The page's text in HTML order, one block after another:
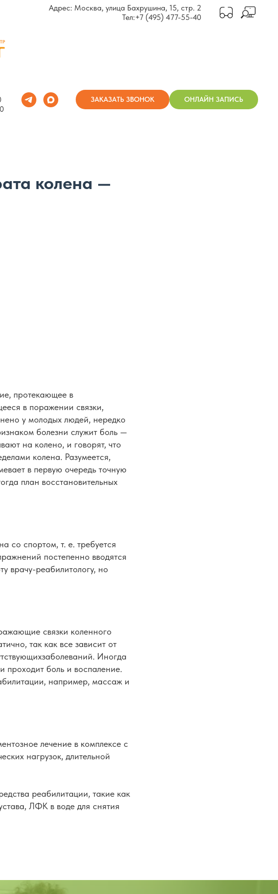
Адрес: Москва, улица Бахрушина, 15, стр. 2
Тел:+7 (495) 477-55-40
ЗАКАЗАТЬ ЗВОНОК ОНЛАЙН ЗАПИСЬ
колена —
протекающее в
в поражении связки,
у молодых людей, нередко
болезни служит боль —
на колено, и говорят, что
колена. Разумеется,
в первую очередь точную
план восстановительных
со спортом, т. е. требуется
постепенно вводятся
врачу-реабилитологу, но
связки коленного
так как все зависит от
Иногда
проходит боль и воспаление.
например, массаж и
лечение в комплексе с
нагрузок, длительной
реабилитации, такие как
ЛФК в воде для снятия